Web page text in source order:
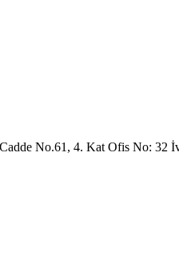
No.61, 4. Kat Ofis No: 32